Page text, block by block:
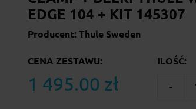
EDGE 104 + KIT 145307
Producent: Thule Sweden
CENA ZESTAWU:
1 495.00 zł
ILOŚĆ:
-